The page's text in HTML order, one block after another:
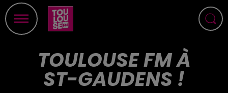
TOULOUSE FM À
ST-GAUDENS !